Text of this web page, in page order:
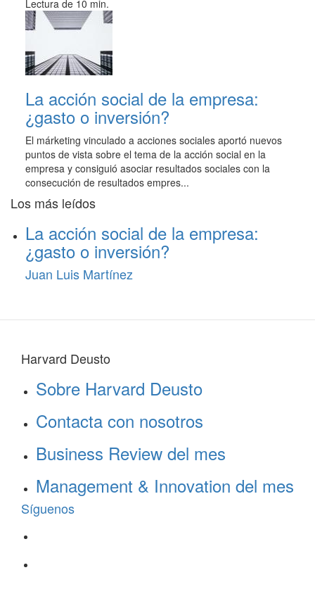
Lectura de 10 min.
La acción social de la empresa:
¿gasto o inversión?
El márketing vinculado a acciones sociales aportó nuevos
puntos de vista sobre el tema de la acción social en la
empresa y consiguió asociar resultados sociales con la
consecución de resultados empres...
Los más leídos
La acción social de la empresa:
¿gasto o inversión?
Juan Luis Martínez
Harvard Deusto
Sobre Harvard Deusto
Contacta con nosotros
Business Review del mes
Management & Innovation del mes
Síguenos